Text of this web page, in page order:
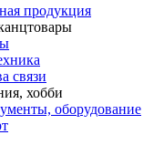
продукция
связи
хобби
оборудование